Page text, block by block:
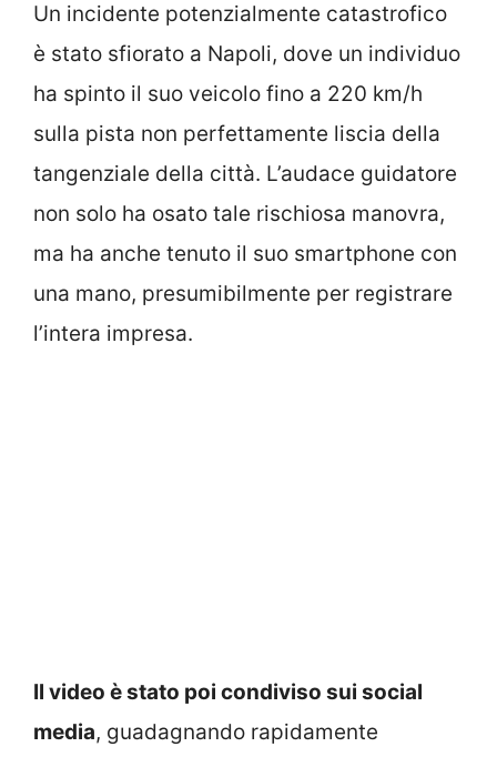
Un incidente potenzialmente catastrofico
è stato sfiorato a Napoli, dove un individuo
ha spinto il suo veicolo fino a 220 km/h
sulla pista non perfettamente liscia della
tangenziale della città. L’audace guidatore
non solo ha osato tale rischiosa manovra,
ma ha anche tenuto il suo smartphone con
una mano, presumibilmente per registrare
l’intera impresa.
Il video è stato poi condiviso sui social
media, guadagnando rapidamente